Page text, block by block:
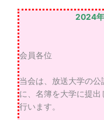
2024
会員各位
当会は、放送大学の
に、名簿を大学に提
行います。